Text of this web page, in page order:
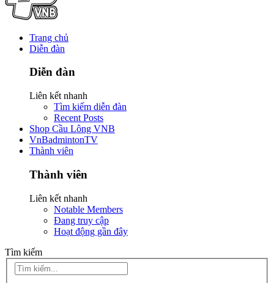
Trang chủ
Diễn đàn
Diễn đàn
Liên kết nhanh
Tìm kiếm diễn đàn
Recent Posts
Shop Cầu Lông VNB
VnBadmintonTV
Thành viên
Thành viên
Liên kết nhanh
Notable Members
Đang truy cập
Hoạt động gần đây
Tìm kiếm